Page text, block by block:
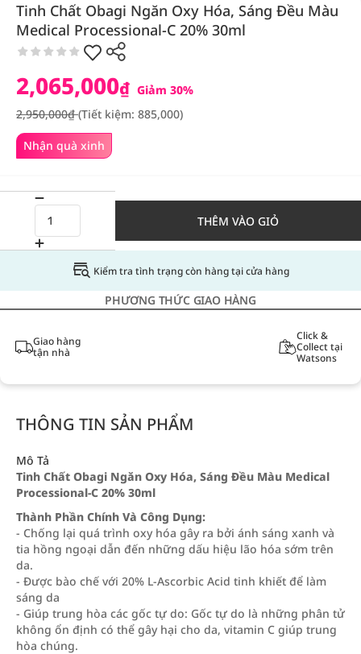
Tinh Chất Obagi Ngăn Oxy Hóa, Sáng Đều Màu
Medical Processional-C 20% 30ml
Nhận quà xinh
2,065,000₫ Giảm 30%
2,950,000₫(Tiết kiệm: 885,000)
THÊM VÀO GIỎ
Kiểm tra tình trạng còn hàng tại cửa hàng
PHƯƠNG THỨC GIAO HÀNG
Giao hàng
tận nhà
Click &
Collect tại
Watsons
THÔNG TIN SẢN PHẨM
Mô Tả
Tinh Chất Obagi Ngăn Oxy Hóa, Sáng Đều Màu Medical
Processional-C 20% 30ml
Thành Phần Chính Và Công Dụng:
- Chống lại quá trình oxy hóa gây ra bởi ánh sáng xanh và
tia hồng ngoại dẫn đến những dấu hiệu lão hóa sớm trên
da.
- Được bào chế với 20% L-Ascorbic Acid tinh khiết để làm
sáng da
- Giúp trung hòa các gốc tự do: Gốc tự do là những phân tử
không ổn định có thể gây hại cho da, vitamin C giúp trung
hòa chúng.